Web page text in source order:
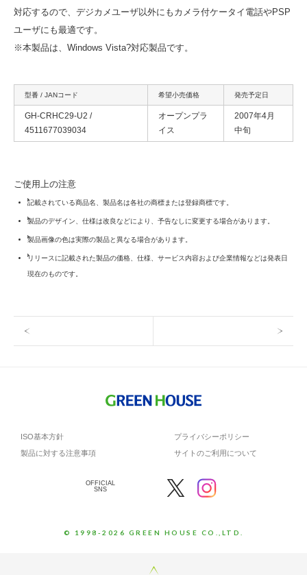
対応するので、デジカメユーザ以外にもカメラ付ケータイ電話やPSP
ユーザにも最適です。
※本製品は、Windows Vista?対応製品です。
型番 / JANコード 希望小売価格 発売予定日
GH-CRHC29-U2 /
4511677039034
オープンプラ
イス
2007年4月
中旬
ご使用上の注意
記載されている商品名、製品名は各社の商標または登録商標です。
製品のデザイン、仕様は改良などにより、予告なしに変更する場合があります。
製品画像の色は実際の製品と異なる場合があります。
リリースに記載された製品の価格、仕様、サービス内容および企業情報などは発表日
現在のものです。
ISO基本方針
プライバシーポリシー
製品に対する注意事項
サイトのご利用について
OFFICIAL
SNS
© 1998-2026 GREEN HOUSE CO.,LTD.